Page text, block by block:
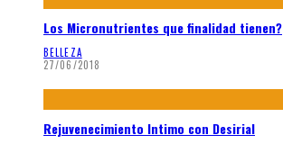
Los Micronutrientes que finalidad tienen?
BELLEZA
27/06/2018
Rejuvenecimiento Intimo con Desirial